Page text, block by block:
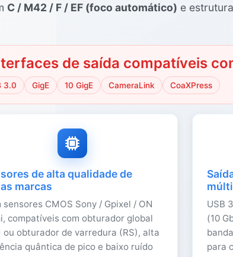
C / M42 / F / EF (foco automático) e
de saída compatíveis
3.0 GigE 10 GigE CameraLink CoaXPress
de alta qualidade de
marcas
sensores CMOS Sony / Gpixel / ON
compatíveis com obturador global
ou obturador de varredura (RS), alta
quântica de pico e baixo ruído
USB
(10
para